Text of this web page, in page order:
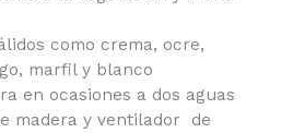
como crema, ocre,
marfil y blanco
en ocasiones a dos aguas
madera y ventilador de